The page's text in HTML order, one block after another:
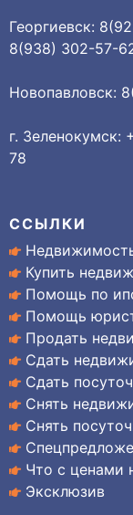
Георгиевск:
8(938) 302-57-
Новопавловск:
г.
78
ССЫЛКИ
Купить
Помощь по
Помощь
Продать
Сдать
Сдать
Снять
Снять
Что с ценами
Эксклюзив